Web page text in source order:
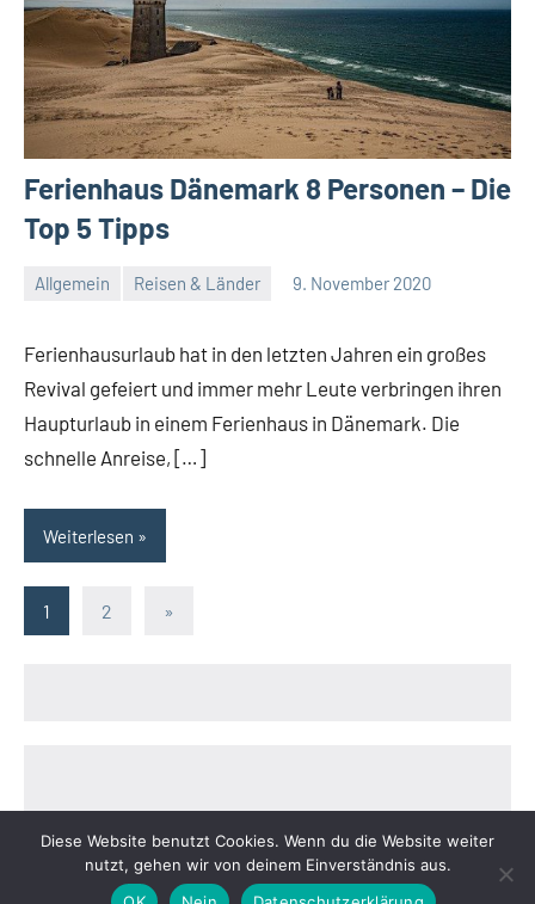
Ferienhaus Dänemark 8 Personen – Die
Top 5 Tipps
Allgemein Reisen & Länder 9. November 2020
Redaktion
Keine
Ferienhausurlaub hat in den letzten Jahren ein großes
Revival gefeiert und immer mehr Leute verbringen ihren
Haupturlaub in einem Ferienhaus in Dänemark. Die
schnelle Anreise, […]
Weiterlesen
Seitennummerierung
1 2
Nächste
»
| Datenschutzerklärung
Diese Website benutzt Cookies. Wenn du die Website weiter
nutzt, gehen wir von deinem Einverständnis aus.